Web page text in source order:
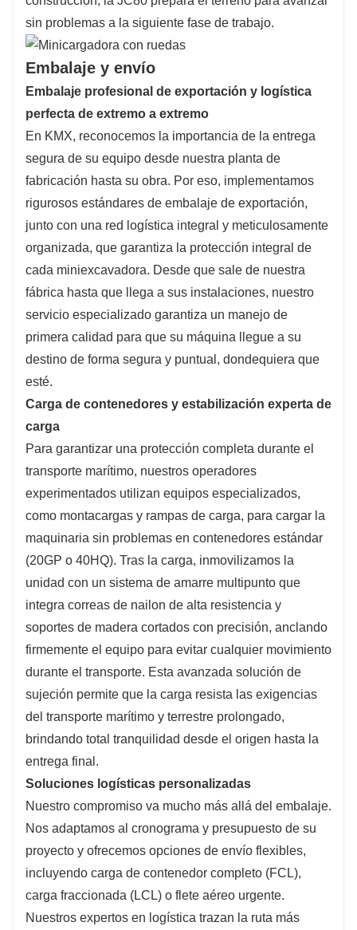
sin problemas a la siguiente fase de trabajo.
Embalaje y envío
Embalaje profesional de exportación y logística
perfecta de extremo a extremo
En KMX, reconocemos la importancia de la entrega
segura de su equipo desde nuestra planta de
fabricación hasta su obra. Por eso, implementamos
rigurosos estándares de embalaje de exportación,
junto con una red logística integral y meticulosamente
organizada, que garantiza la protección integral de
cada miniexcavadora. Desde que sale de nuestra
fábrica hasta que llega a sus instalaciones, nuestro
servicio especializado garantiza un manejo de
primera calidad para que su máquina llegue a su
destino de forma segura y puntual, dondequiera que
esté.
Carga de contenedores y estabilización experta de
carga
Para garantizar una protección completa durante el
transporte marítimo, nuestros operadores
experimentados utilizan equipos especializados,
como montacargas y rampas de carga, para cargar la
maquinaria sin problemas en contenedores estándar
(20GP o 40HQ). Tras la carga, inmovilizamos la
unidad con un sistema de amarre multipunto que
integra correas de nailon de alta resistencia y
soportes de madera cortados con precisión, anclando
firmemente el equipo para evitar cualquier movimiento
durante el transporte. Esta avanzada solución de
sujeción permite que la carga resista las exigencias
del transporte marítimo y terrestre prolongado,
brindando total tranquilidad desde el origen hasta la
entrega final.
Soluciones logísticas personalizadas
Nuestro compromiso va mucho más allá del embalaje.
Nos adaptamos al cronograma y presupuesto de su
proyecto y ofrecemos opciones de envío flexibles,
incluyendo carga de contenedor completo (FCL),
carga fraccionada (LCL) o flete aéreo urgente.
Nuestros expertos en logística trazan la ruta más